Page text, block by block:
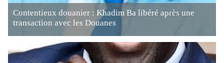
Contentieux douanier : Khadim Ba libéré après une
transaction avec les Douanes